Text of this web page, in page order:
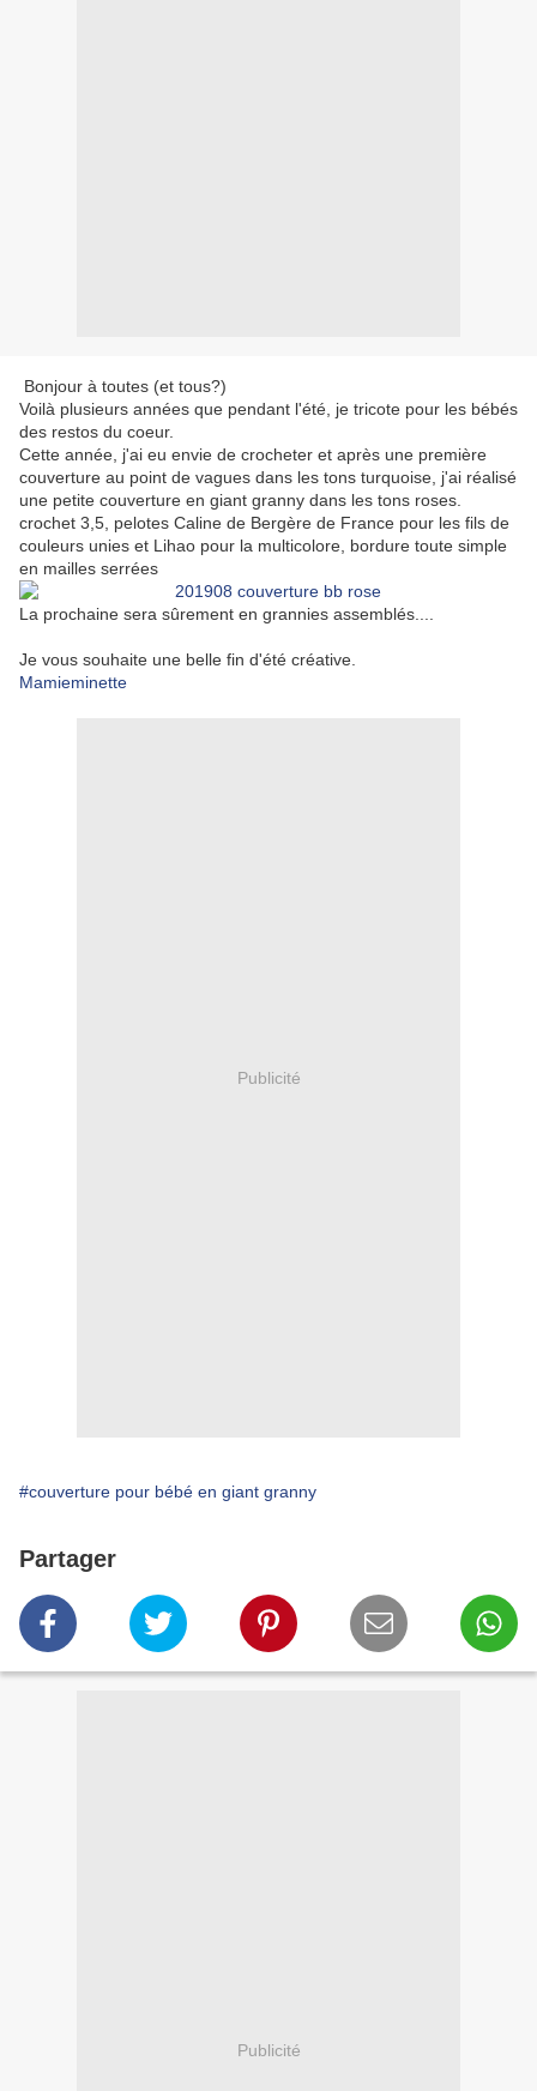
Bonjour à toutes (et tous?)
Voilà plusieurs années que pendant l'été, je tricote pour les bébés
des restos du coeur.
Cette année, j'ai eu envie de crocheter et après une première
couverture au point de vagues dans les tons turquoise, j'ai réalisé
une petite couverture en giant granny dans les tons roses.
crochet 3,5, pelotes Caline de Bergère de France pour les fils de
couleurs unies et Lihao pour la multicolore, bordure toute simple
en mailles serrées
La prochaine sera sûrement en grannies assemblés....
Je vous souhaite une belle fin d'été créative.
Mamieminette
Publicité
#couverture pour bébé en giant granny
Partager
Publicité